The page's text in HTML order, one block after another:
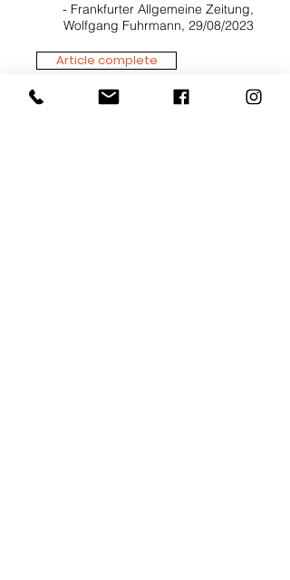
- Frankfurter Allgemeine Zeitung,
Wolfgang Fuhrmann, 29/08/2023
Article complete